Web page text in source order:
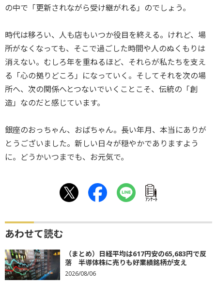
の中で「更新されながら受け継がれる」のでしょう。
時代は移ろい、人も店もいつか役目を終える。けれど、場
所がなくなっても、そこで過ごした時間や人のぬくもりは
消えない。むしろ年を重ねるほど、それらが私たちを支え
る「心の拠りどころ」になっていく。そしてそれを次の場
所へ、次の関係へとつないでいくことこそ、伝統の「創
造」なのだと感じています。
銀座のおっちゃん、おばちゃん。長い年月、本当にありが
とうございました。新しい日々が穏やかでありますよう
に。どうかいつまでも、お元気で。
ｱﾝｹｰﾄ
あわせて読む
（まとめ）日経平均は617円安の65,683円で反
落 半導体株に売りも好業績銘柄が支え
2026/08/06